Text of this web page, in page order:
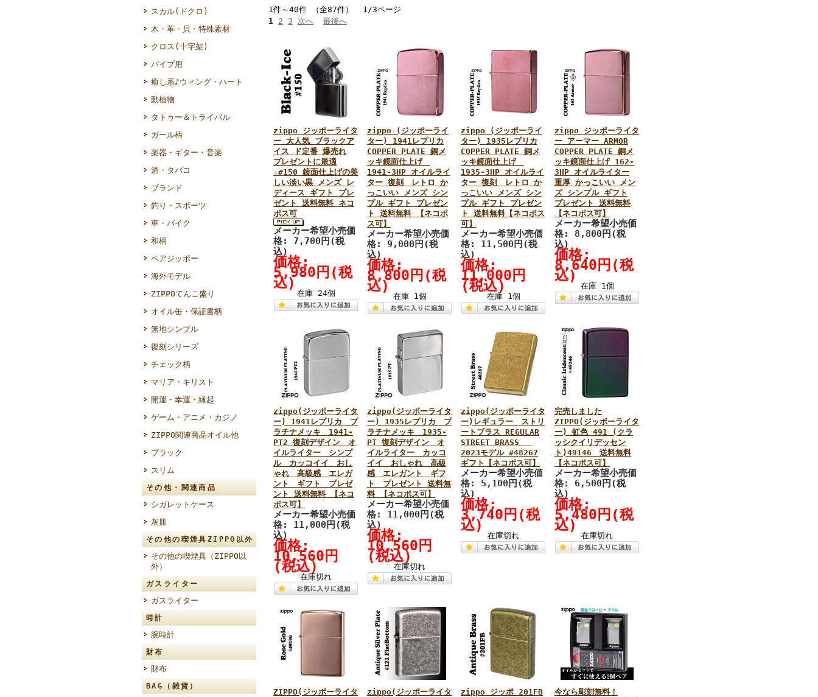
スカル(ドクロ)
木・革・貝・特殊素材
クロス(十字架)
パイプ用
癒し系♪ウィング・ハート
動植物
タトゥー＆トライバル
ガール柄
楽器・ギター・音楽
酒・タバコ
ブランド
釣り・スポーツ
車・バイク
和柄
ペアジッポー
海外モデル
ZIPPOてんこ盛り
オイル缶・保証書柄
無地シンプル
復刻シリーズ
チェック柄
マリア・キリスト
開運・幸運・縁起
ゲーム・アニメ・カジノ
ZIPPO関連商品オイル他
ブラック
スリム
その他・関連商品
シガレットケース
灰皿
その他の喫煙具ZIPPO以外
その他の喫煙具（ZIPPO以
外）
ガスライター
ガスライター
時計
腕時計
財布
財布
BAG（雑貨）
1件～40件 （全87件） 1/3ページ
1 2 3 次へ 最後へ
zippo ジッポーライタ
ー 大人気 ブラックア
イス ド定番 爆売れ
プレゼントに最適
☆#150 鏡面仕上げの美
しい淡い黒 メンズ レ
ディース ギフト プレ
ゼント 送料無料 ネコ
ポス可
メーカー希望小売価
格: 7,700円(税
込)
価格:
5,980円(税
込)
在庫 24個
zippo (ジッポーライ
ター) 1941レプリカ
COPPER PLATE 銅メ
ッキ鏡面仕上げ
1941-3HP オイルライ
ター 復刻 レトロ か
っこいい メンズ シン
プル ギフト プレゼン
ト 送料無料 【ネコポ
ス可】
メーカー希望小売価
格: 9,000円(税
込)
価格:
8,800円(税
込)
在庫 1個
zippo (ジッポーライ
ター) 1935レプリカ
COPPER PLATE 銅メ
ッキ鏡面仕上げ
1935-3HP オイルライ
ター 復刻 レトロ か
っこいい メンズ シン
プル ギフト プレゼン
ト 送料無料【ネコポス
可】
メーカー希望小売価
格: 11,500円(税
込)
価格:
11,000円
(税込)
在庫 1個
zippo ジッポーライタ
ー アーマー ARMOR
COPPER PLATE 銅メ
ッキ鏡面仕上げ 162-
3HP オイルライター
重厚 かっこいい メン
ズ シンプル ギフト
プレゼント 送料無料
【ネコポス可】
メーカー希望小売価
格: 8,800円(税
込)
価格:
8,640円(税
込)
在庫 1個
zippo(ジッポーライタ
ー) 1941レプリカ プ
ラチナメッキ 1941-
PT2 復刻デザイン オ
イルライター シンプ
ル カッコイイ おし
ゃれ 高級感 エレガ
ント ギフト プレゼ
ント 送料無料 【ネコ
ポス可】
メーカー希望小売価
格: 11,000円(税
込)
価格:
10,560円
(税込)
在庫切れ
zippo(ジッポーライタ
ー) 1935レプリカ プ
ラチナメッキ 1935-
PT 復刻デザイン オ
イルライター カッコ
イイ おしゃれ 高級
感 エレガント ギフ
ト プレゼント 送料無
料 【ネコポス可】
メーカー希望小売価
格: 11,000円(税
込)
価格:
10,560円
(税込)
在庫切れ
zippo(ジッポーライタ
ー)レギュラー ストリ
ートブラス REGULAR
STREET BRASS
2023モデル #48267
ギフト【ネコポス可】
メーカー希望小売価
格: 5,100円(税
込)
価格:
3,740円(税
込)
在庫切れ
完売しました
ZIPPO(ジッポーライタ
ー) 虹色 491 (クラ
ッシクイリデッセン
ト)49146 送料無料
【ネコポス可】
メーカー希望小売価
格: 6,500円(税
込)
価格:
5,480円(税
込)
在庫切れ
ZIPPO(ジッポーライタ
zippo(ジッポーライタ
zippo ジッポ 201FB
今なら彫刻無料！